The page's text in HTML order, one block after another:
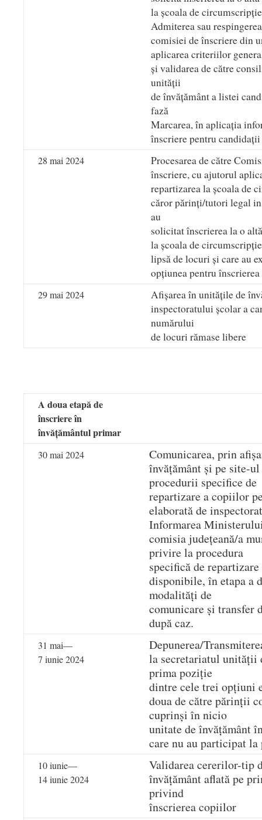
la școala de
Admiterea sau
comisiei de înscriere din
aplicarea criteriilor
și validarea de către
unității
de învățământ a listei
fază
Marcarea, în aplicația
înscriere pentru
28 mai 2024
Procesarea de către
înscriere, cu ajutorul
repartizarea la școala de
căror părinți/tutori legal
au
solicitat înscrierea la o
la școala de
lipsă de locuri și care au
opțiunea pentru
29 mai 2024
Afișarea în unitățile de
inspectoratului școlar a
numărului
de locuri rămase libere
A doua etapă de
înscriere în
învățământul primar
30 mai 2024
Comunicarea, prin
învățământ și pe site-
procedurii specifice de
repartizare a copiilor
elaborată de
Informarea
comisia județeană/a
privire la procedura
specifică de
disponibile, în etapa a
modalități de
comunicare și transfer
după caz.
31 mai—
7 iunie 2024
Depunerea/
la secretariatul unității
prima poziție
dintre cele trei opțiuni
doua de către părinții
cuprinși în nicio
unitate de învățământ
care nu au participat la
10 iunie—
14 iunie 2024
Validarea cererilor-tip
învățământ aflată pe
privind
înscrierea copiilor